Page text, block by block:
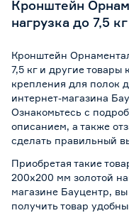
Кронштейн
нагрузка до 7,5 кг
Кронштейн
7,5 кг и другие
крепления для полок
интернет-магазина
Ознакомьтесь с
описанием, а также
сделать правильный
Приобретая такие
200х200 мм золотой
магазине Бауцентр,
получить товар